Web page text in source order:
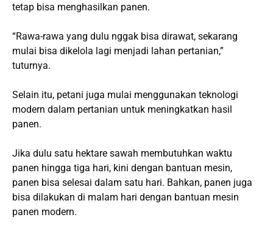
tetap bisa menghasilkan panen.
“Rawa-rawa yang dulu nggak bisa dirawat, sekarang
mulai bisa dikelola lagi menjadi lahan pertanian,”
tuturnya.
Selain itu, petani juga mulai menggunakan teknologi
modern dalam pertanian untuk meningkatkan hasil
panen.
Jika dulu satu hektare sawah membutuhkan waktu
panen hingga tiga hari, kini dengan bantuan mesin,
panen bisa selesai dalam satu hari. Bahkan, panen juga
bisa dilakukan di malam hari dengan bantuan mesin
panen modern.